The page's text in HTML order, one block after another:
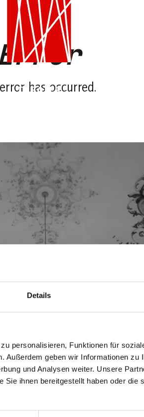
Details
personalisieren, Funktionen für
Außerdem geben wir Informationen zu
und Analysen weiter. Unsere
ihnen bereitgestellt haben oder die
has occurred.